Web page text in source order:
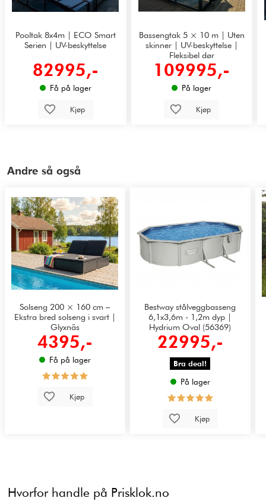
Pooltak 8x4m | ECO Smart
Serien | UV-beskyttelse
82995,-
Få på lager
Kjøp
Bassengtak 5 × 10 m | Uten
skinner | UV-beskyttelse |
Fleksibel dør
109995,-
På lager
Kjøp
Andre så også
Solseng 200 × 160 cm –
Ekstra bred solseng i svart |
Glyxnäs
4395,-
Få på lager
Kjøp
Bestway stålveggbasseng
6,1x3,6m - 1,2m dyp |
Hydrium Oval (56369)
22995,-
Bra deal!
På lager
Kjøp
Hvorfor handle på Prisklok.no